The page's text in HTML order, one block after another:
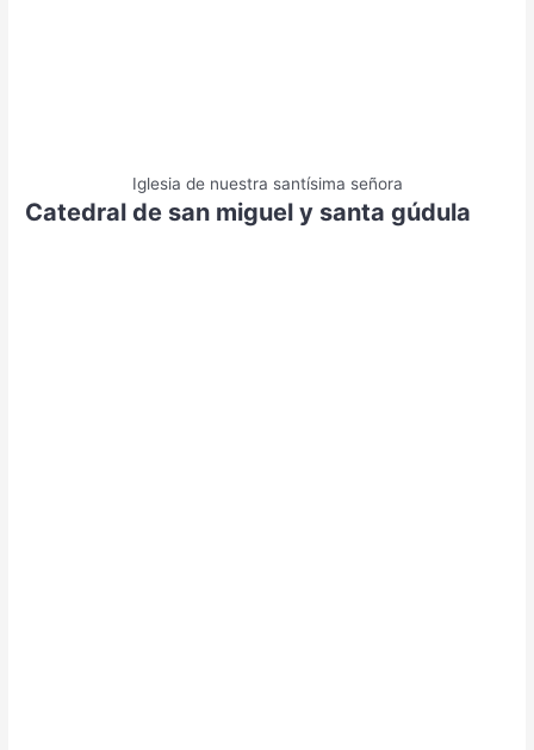
Iglesia de nuestra santísima señora
Catedral de san miguel y santa gúdula